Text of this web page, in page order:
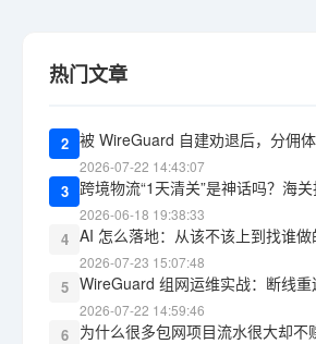
热门文章
2 被 WireGuard 自建劝退后，分佣
2026-07-22 14:43:07
3
2026-06-18 19:38:33
4
2026-07-23 15:07:48
5
2026-07-22 14:59:46
6